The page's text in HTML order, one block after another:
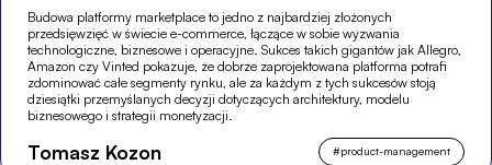
Budowa platformy marketplace to jedno z najbardziej złożonych
przedsięwzięć w świecie e-commerce, łączące w sobie wyzwania
technologiczne, biznesowe i operacyjne. Sukces takich gigantów jak Allegro,
Amazon czy Vinted pokazuje, że dobrze zaprojektowana platforma potrafi
zdominować całe segmenty rynku, ale za każdym z tych sukcesów stoją
dziesiątki przemyślanych decyzji dotyczących architektury, modelu
biznesowego i strategii monetyzacji.
Tomasz Kozon #product-management